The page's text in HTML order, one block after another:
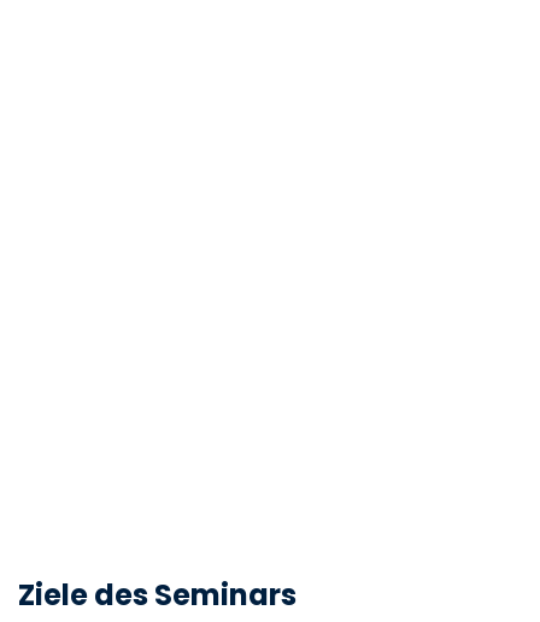
Ziele des Seminars